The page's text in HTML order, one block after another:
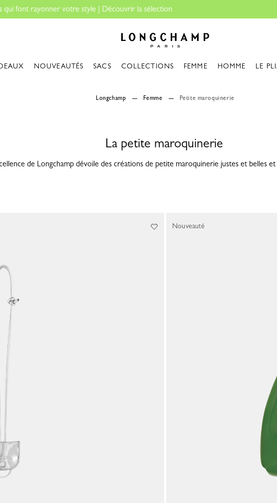
NOUVEAUTÉS SACS COLLECTIONS FEMME HOMME LE
Longchamp Femme Petite maroquinerie
La petite maroquinerie
de Longchamp dévoile des créations de petite maroquinerie justes et belles
Nouveauté